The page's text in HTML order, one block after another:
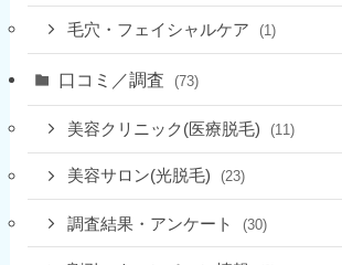
毛穴・フェイシャルケア (1)
口コミ／調査 (73)
美容クリニック(医療脱毛) (11)
美容サロン(光脱毛) (23)
調査結果・アンケート (30)